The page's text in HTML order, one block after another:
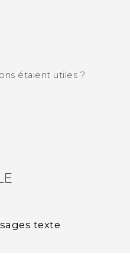
étaient utiles ?
texte